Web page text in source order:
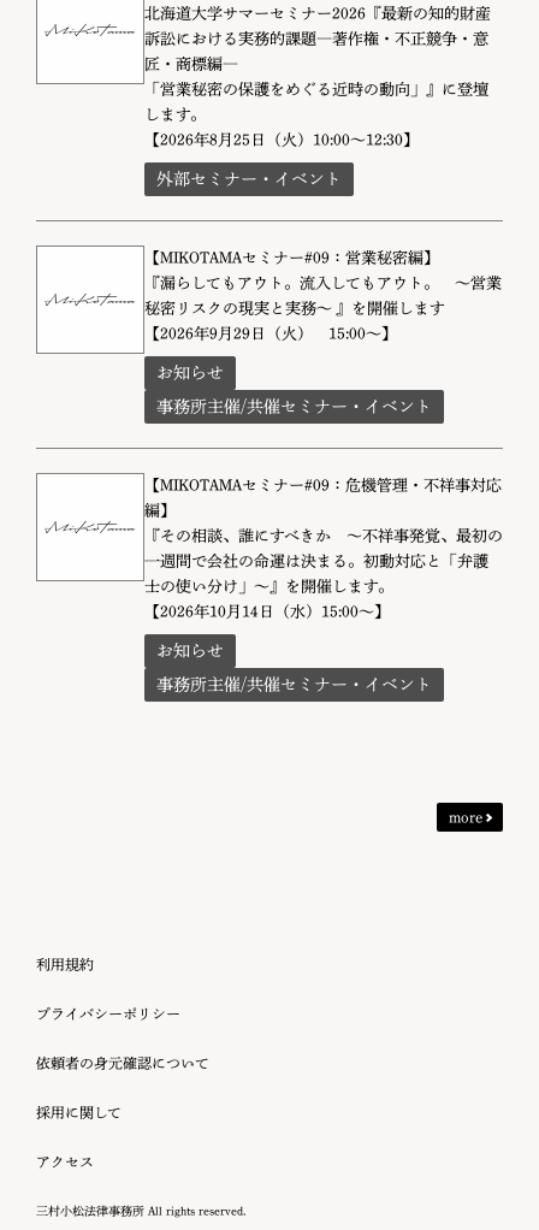
北海道大学サマーセミナー2026『最新の知的財産
訴訟における実務的課題―著作権・不正競争・意
匠・商標編―
「営業秘密の保護をめぐる近時の動向」』に登壇
します。
【2026年8月25日（火）10:00～12:30】
外部セミナー・イベント
【MIKOTAMAセミナー#09：営業秘密編】
『漏らしてもアウト。流入してもアウト。 〜営業
秘密リスクの現実と実務〜 』を開催します
【2026年9月29日（火） 15:00～】
お知らせ
事務所主催/共催セミナー・イベント
【MIKOTAMAセミナー#09：危機管理・不祥事対応
編】
『その相談、誰にすべきか 〜不祥事発覚、最初の
一週間で会社の命運は決まる。初動対応と「弁護
士の使い分け」〜』を開催します。
【2026年10月14日（水）15:00～】
お知らせ
事務所主催/共催セミナー・イベント
more
利用規約
プライバシーポリシー
依頼者の身元確認について
採用に関して
アクセス
三村小松法律事務所 All rights reserved.